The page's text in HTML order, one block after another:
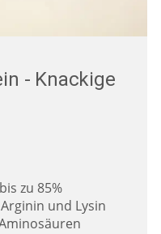
- Knackige
zu 85%
und Lysin